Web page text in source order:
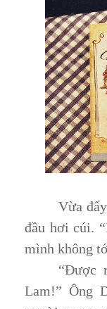
Vừa
đầu hơi cúi.
mình không
“Được
Lam!” Ông